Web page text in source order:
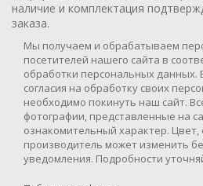
наличие и комплектация
заказа.
Мы получаем и обрабатываем
посетителей нашего сайта в
обработки персональных данных.
согласия на обработку своих
необходимо покинуть наш сайт.
фотографии, представленные на
ознакомительный характер.
производитель может изменить
уведомления. Подробности